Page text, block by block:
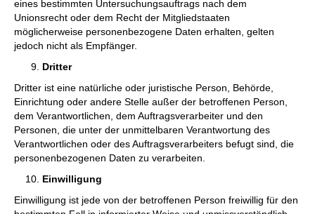
eines bestimmten Untersuchungsauftrags nach dem
Unionsrecht oder dem Recht der Mitgliedstaaten
möglicherweise personenbezogene Daten erhalten, gelten
jedoch nicht als Empfänger.
Dritter
Dritter ist eine natürliche oder juristische Person, Behörde,
Einrichtung oder andere Stelle außer der betroffenen Person,
dem Verantwortlichen, dem Auftragsverarbeiter und den
Personen, die unter der unmittelbaren Verantwortung des
Verantwortlichen oder des Auftragsverarbeiters befugt sind, die
personenbezogenen Daten zu verarbeiten.
Einwilligung
Einwilligung ist jede von der betroffenen Person freiwillig für den